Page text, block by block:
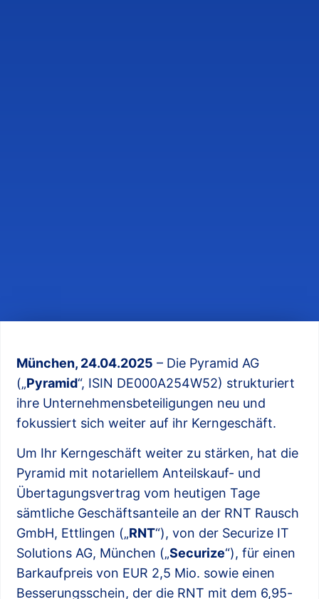
München, 24.04.2025 – Die Pyramid AG
(„Pyramid“, ISIN DE000A254W52) strukturiert
ihre Unternehmensbeteiligungen neu und
fokussiert sich weiter auf ihr Kerngeschäft.
Um Ihr Kerngeschäft weiter zu stärken, hat die
Pyramid mit notariellem Anteilskauf- und
Übertagungsvertrag vom heutigen Tage
sämtliche Geschäftsanteile an der RNT Rausch
GmbH, Ettlingen („RNT“), von der Securize IT
Solutions AG, München („Securize“), für einen
Barkaufpreis von EUR 2,5 Mio. sowie einen
Besserungsschein, der die RNT mit dem 6,95-